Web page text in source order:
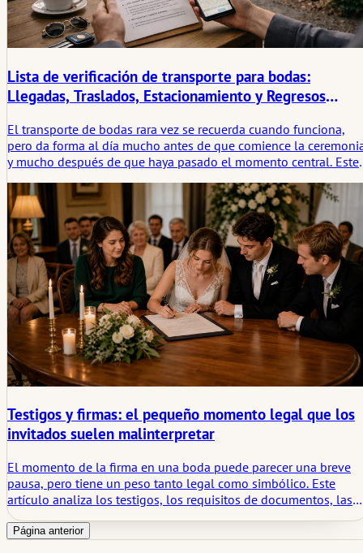
Lista de verificación de transporte para bodas:
Llegadas, Traslados, Estacionamiento y Regresos
El transporte de bodas rara vez se recuerda cuando funciona,
pero da forma al día mucho antes de que comience la
y mucho después de que haya pasado el momento central. Este
llegadas, los traslados, el estacionamiento y los regresos
nocturnos, y por qué el movimiento y la espera van más
estrechamente de la mano de lo que muchas parejas esperan.
Testigos y firmas: el pequeño momento legal que los
invitados suelen malinterpretar
El momento de la firma en una boda puede parecer una breve
pausa, pero tiene un peso tanto legal como simbólico. Este
artículo analiza los testigos, los requisitos de documentos, las
mesas de firmas, la visibilidad, el flujo de la ceremonia y cómo
un pequeño acto oficial puede convertirse silenciosamente en
Página anterior